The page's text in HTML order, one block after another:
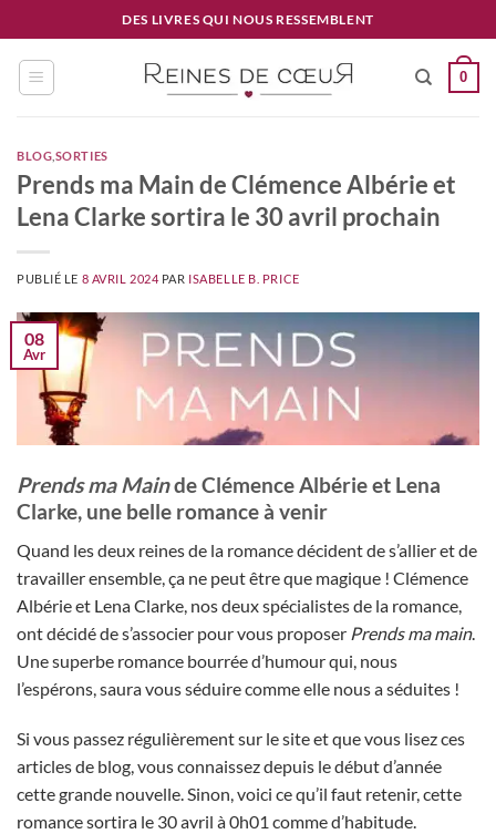
au
contenu
DES LIVRES QUI NOUS RESSEMBLENT
0
BLOG SORTIES
Prends ma Main de Clémence Albérie et
Lena Clarke sortira le 30 avril prochain
PUBLIÉ LE 8 AVRIL 2024 PAR ISABELLE B. PRICE
08
Avr
Prends ma Mainde Clémence Albérie et Lena
Clarke, une belle romance à venir
Quand les deux reines de la romance décident de s’allier et de
travailler ensemble, ça ne peut être que magique ! Clémence
Albérie et Lena Clarke, nos deux spécialistes de la romance,
ont décidé de s’associer pour vous proposer Prends ma main.
Une superbe romance bourrée d’humour qui, nous
l’espérons, saura vous séduire comme elle nous a séduites !
Si vous passez régulièrement sur le site et que vous lisez ces
articles de blog, vous connaissez depuis le début d’année
cette grande nouvelle. Sinon, voici ce qu’il faut retenir, cette
romance sortira le 30 avril à 0h01 comme d’habitude.